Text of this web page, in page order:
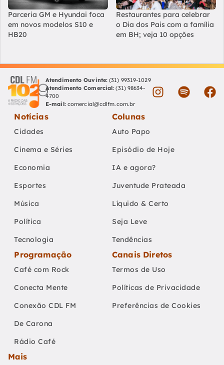
Parceria GM e Hyundai foca
em novos modelos S10 e
HB20
Restaurantes para celebrar
o Dia dos Pais com a família
em BH; veja 10 opções
Atendimento Ouvinte: (31) 99319-1029
Atendimento Comercial: (31) 98634-
4700
E-mail: comercial@cdlfm.com.br
Notícias
Cidades
Cinema e Séries
Economia
Esportes
Música
Política
Tecnologia
Colunas
Auto Papo
Episódio de Hoje
IA e agora?
Juventude Prateada
Líquido & Certo
Seja Leve
Tendências
Programação
Café com Rock
Conecta Mente
Conexão CDL FM
De Carona
Rádio Café
Canais Diretos
Termos de Uso
Políticas de Privacidade
Preferências de Cookies
Mais